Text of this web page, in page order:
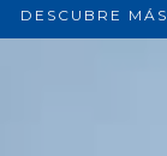
DESCUBRE MÁS